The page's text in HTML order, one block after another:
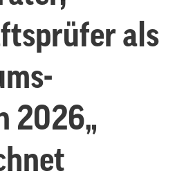
als
2026„